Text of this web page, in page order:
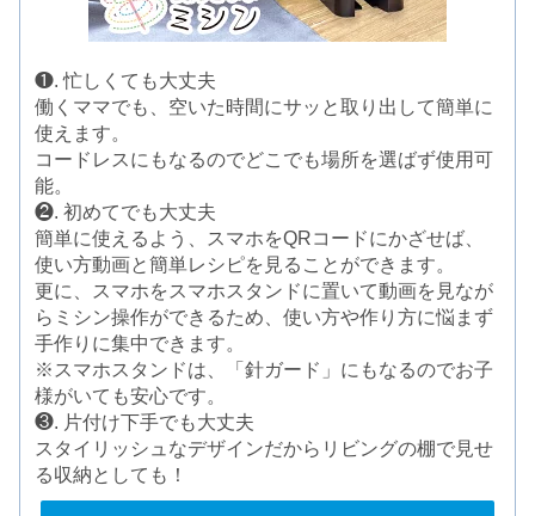
❶. 忙しくても大丈夫
働くママでも、空いた時間にサッと取り出して簡単に
使えます。
コードレスにもなるのでどこでも場所を選ばず使用可
能。
❷. 初めてでも大丈夫
簡単に使えるよう、スマホをQRコードにかざせば、
使い方動画と簡単レシピを見ることができます。
更に、スマホをスマホスタンドに置いて動画を見なが
らミシン操作ができるため、使い方や作り方に悩まず
手作りに集中できます。
※スマホスタンドは、「針ガード」にもなるのでお子
様がいても安心です。
❸. 片付け下手でも大丈夫
スタイリッシュなデザインだからリビングの棚で見せ
る収納としても！